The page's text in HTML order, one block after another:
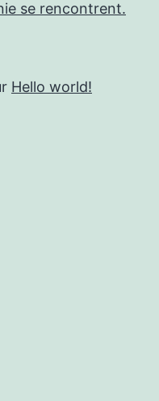
se rencontrent.
Hello world!